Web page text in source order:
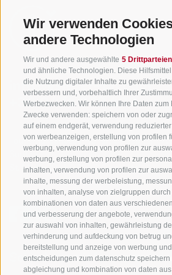
Wir verwenden
andere Technologien
Wir und andere ausgewählte 5 Drittparteien
und ähnliche Technologien. Diese
die Nutzung digitaler Inhalte zu
verbessern und, vorbehaltlich Ihrer
Werbezwecken. Wir können Ihre Daten zum
Zwecke verwenden: speichern von oder
auf einem endgerät, verwendung
von werbeanzeigen, erstellung von profilen
werbung, verwendung von profilen zur
werbung, erstellung von profilen zur
inhalten, verwendung von profilen zur
inhalte, messung der werbeleistung,
von inhalten, analyse von zielgruppen
kombinationen von daten aus
und verbesserung der angebote,
zur auswahl von inhalten, gewährleistung
verhinderung und aufdeckung von betrug
bereitstellung und anzeige von werbung
entscheidungen zum datenschutz speichern
abgleichung und kombination von daten
info@gsieser-tal.com
+39 0474 978 436
Tourismusgenossenschaft Gsiesertal -
Südtirol
St. Martin 10a I-39030 Gsiesertal
Sei jederzeit informiert und